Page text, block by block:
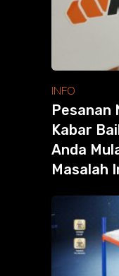
INFO
Pesanan
Kabar
Anda
Masalah